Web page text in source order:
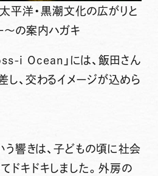
洋・黒潮文化の広がりと
〜の案内ハガキ
i Ocean」には、飯田さん
し、交わるイメージが込めら
う響きは、子どもの頃に社会
ドキドキしました。外房の